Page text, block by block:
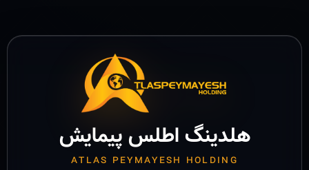
هلدینگ اطلس پیمایش
ATLAS PEYMAYESH HOLDING